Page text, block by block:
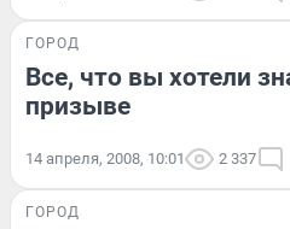
ГОРОД
Все, что вы хотели
призыве
14 апреля, 2008, 10:01 2 337
ГОРОД